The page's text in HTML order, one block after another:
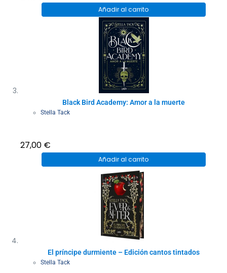
Añadir al carrito
Black Bird Academy: Amor a la muerte
Stella Tack
27,00 €
Añadir al carrito
El príncipe durmiente – Edición cantos tintados
Stella Tack